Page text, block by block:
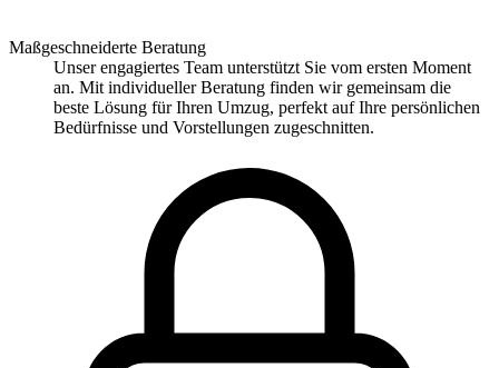
Maßgeschneiderte Beratung
Unser engagiertes Team unterstützt Sie vom ersten Moment
an. Mit individueller Beratung finden wir gemeinsam die
beste Lösung für Ihren Umzug, perfekt auf Ihre persönlichen
Bedürfnisse und Vorstellungen zugeschnitten.